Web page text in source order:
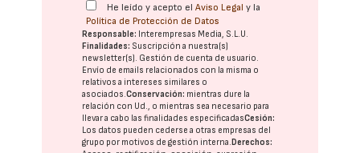
He leído y acepto elAviso Legal y la
Política de Protección de Datos
Responsable: Interempresas Media, S.L.U.
Finalidades: Suscripción a nuestra(s)
newsletter(s). Gestión de cuenta de usuario.
Envío de emails relacionados con la misma o
relativos a intereses similares o
asociados.Conservación: mientras dure la
relación con Ud., o mientras sea necesario para
llevar a cabo las finalidades especificadasCesión:
Los datos pueden cederse a otras empresas del
grupo por motivos de gestión interna.Derechos: